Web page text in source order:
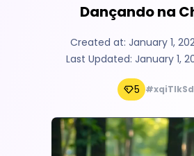
Dançando na
Created at: January 1,
Last Updated: January 1,
5 #xqiTlkSd